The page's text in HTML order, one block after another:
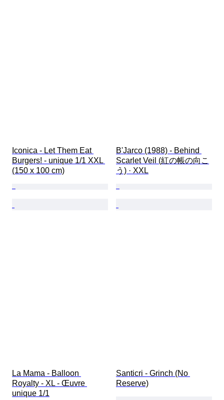
Iconica - Let Them Eat
Burgers! - unique 1/1 XXL
(150 x 100 cm)
B'Jarco (1988) - Behind
Scarlet Veil (紅の帳の向こ
う) · XXL
La Mama - Balloon
Royalty - XL - Œuvre
unique 1/1
Santicri - Grinch (No
Reserve)